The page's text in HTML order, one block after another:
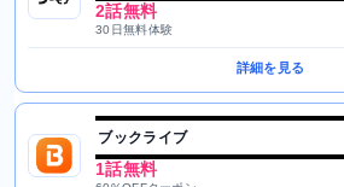
2話無料
30日無料体験
詳細を見る
ブックライブ
1話無料